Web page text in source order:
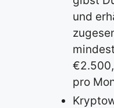
und
pro